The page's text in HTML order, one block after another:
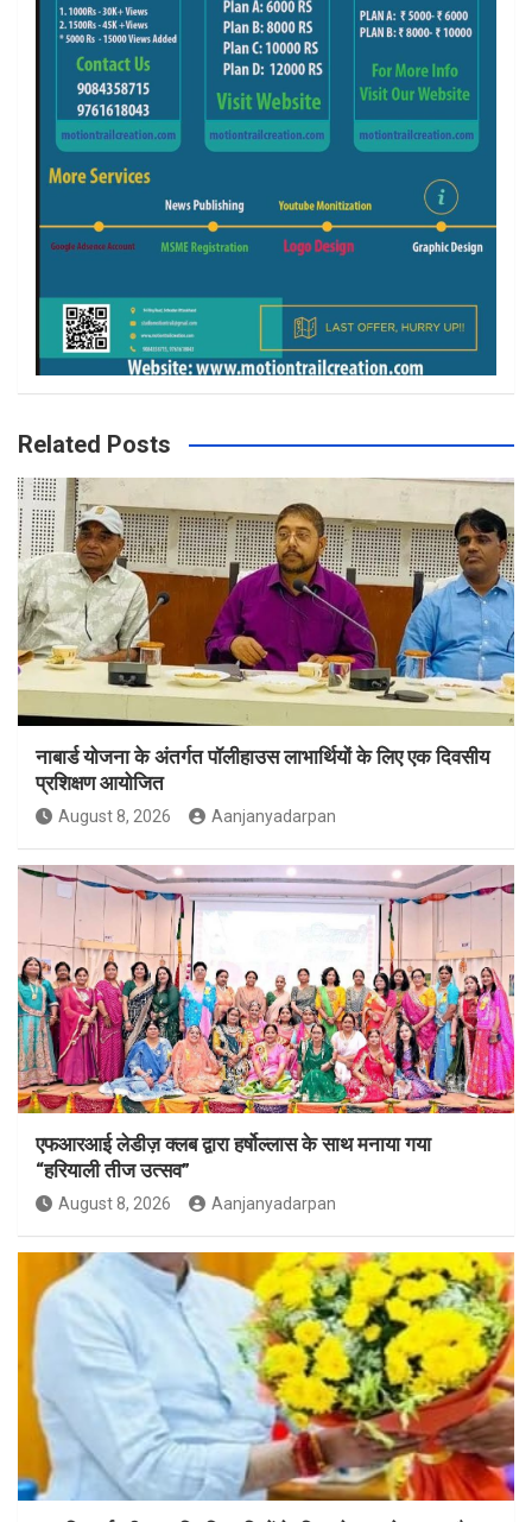
Related Posts
नाबार्ड योजना के अंतर्गत पॉलीहाउस लाभार्थियों के लिए एक दिवसीय
प्रशिक्षण आयोजित
August 8, 2026 Aanjanyadarpan
एफआरआई लेडीज़ क्लब द्वारा हर्षोल्लास के साथ मनाया गया
“हरियाली तीज उत्सव”
August 8, 2026 Aanjanyadarpan